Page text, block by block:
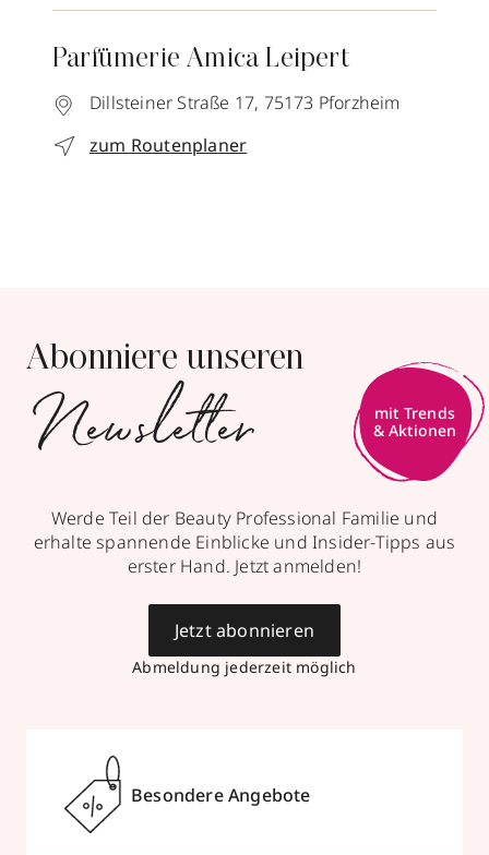
Parfümerie Amica Leipert
Dillsteiner Straße 17, 75173 Pforzheim
zum Routenplaner
Abonniere unseren
Newsletter
Werde Teil der Beauty Professional Familie und
erhalte spannende Einblicke und Insider-Tipps aus
erster Hand. Jetzt anmelden!
Abmeldung jederzeit möglich
Jetzt abonnieren
Besondere Angebote